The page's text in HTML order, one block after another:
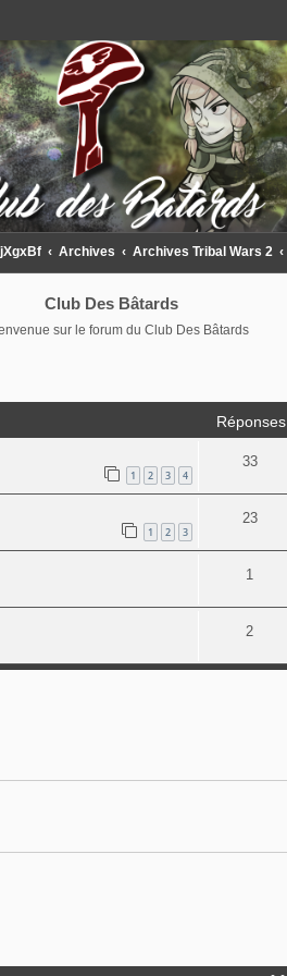
Archives Archives Tribal Wars 2
Club Des Bâtards
sur le forum du Club Des Bâtards
Réponses
1 2 3 4
33
1 2 3
23
1
2